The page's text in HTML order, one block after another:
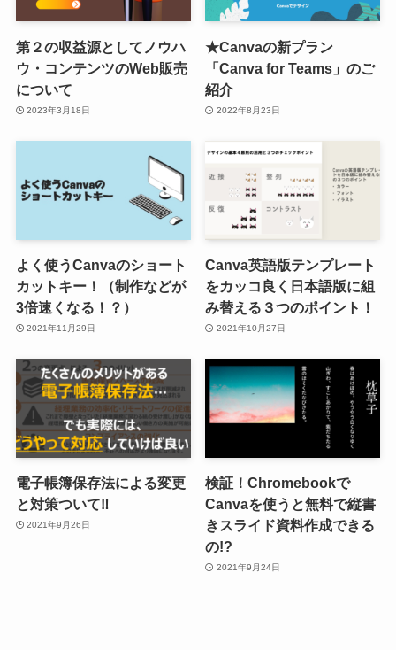
第２の収益源としてノウハ
ウ・コンテンツのWeb販売
について
2023年3月18日
★Canvaの新プラン
「Canva for Teams」のご
紹介
2022年8月23日
よく使うCanvaのショート
カットキー！（制作などが
3倍速くなる！？）
2021年11月29日
Canva英語版テンプレート
をカッコ良く日本語版に組
み替える３つのポイント！
2021年10月27日
電子帳簿保存法による変更
と対策ついて‼
2021年9月26日
検証！Chromebookで
Canvaを使うと無料で縦書
きスライド資料作成できる
の!?
2021年9月24日